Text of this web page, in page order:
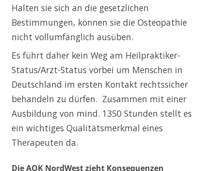
Halten sie sich an die gesetzlichen
Bestimmungen, können sie die Osteopathie
nicht vollumfänglich ausüben.
Es führt daher kein Weg am Heilpraktiker-
Status/Arzt-Status vorbei um Menschen in
Deutschland im ersten Kontakt rechtssicher
behandeln zu dürfen. Zusammen mit einer
Ausbildung von mind. 1350 Stunden stellt es
ein wichtiges Qualitätsmerkmal eines
Therapeuten da.
Die AOK NordWest zieht Konsequenzen